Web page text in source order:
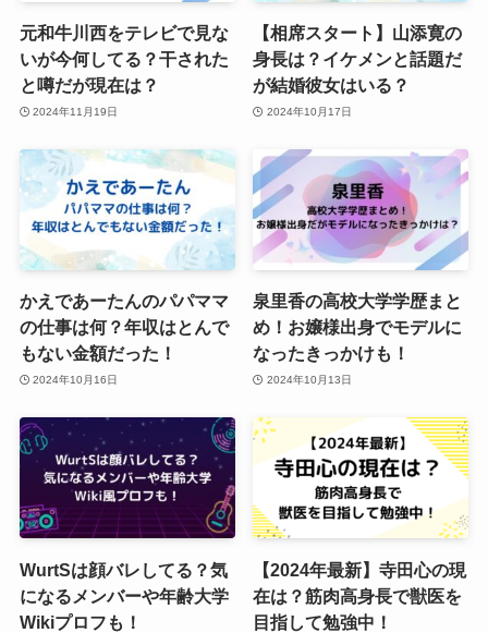
元和牛川西をテレビで見な
いが今何してる？干された
と噂だが現在は？
2024年11月19日
【相席スタート】山添寛の
身長は？イケメンと話題だ
が結婚彼女はいる？
2024年10月17日
かえであーたんのパパママ
の仕事は何？年収はとんで
もない金額だった！
2024年10月16日
泉里香の高校大学学歴まと
め！お嬢様出身でモデルに
なったきっかけも！
2024年10月13日
WurtSは顔バレしてる？気
になるメンバーや年齢大学
Wikiプロフも！
【2024年最新】寺田心の現
在は？筋肉高身長で獣医を
目指して勉強中！